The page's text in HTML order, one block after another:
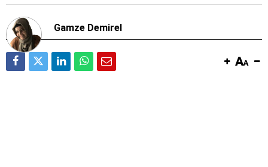
Gamze Demirel